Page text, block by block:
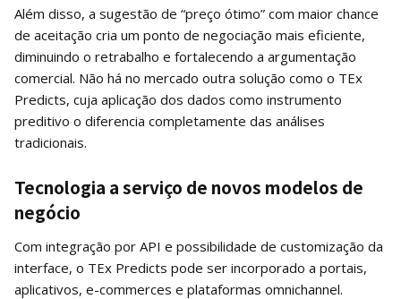
Além disso, a sugestão de “preço ótimo” com maior chance
de aceitação cria um ponto de negociação mais eficiente,
diminuindo o retrabalho e fortalecendo a argumentação
comercial. Não há no mercado outra solução como o TEx
Predicts, cuja aplicação dos dados como instrumento
preditivo o diferencia completamente das análises
tradicionais.
Tecnologia a serviço de novos modelos de
negócio
Com integração por API e possibilidade de customização da
interface, o TEx Predicts pode ser incorporado a portais,
aplicativos, e-commerces e plataformas omnichannel.